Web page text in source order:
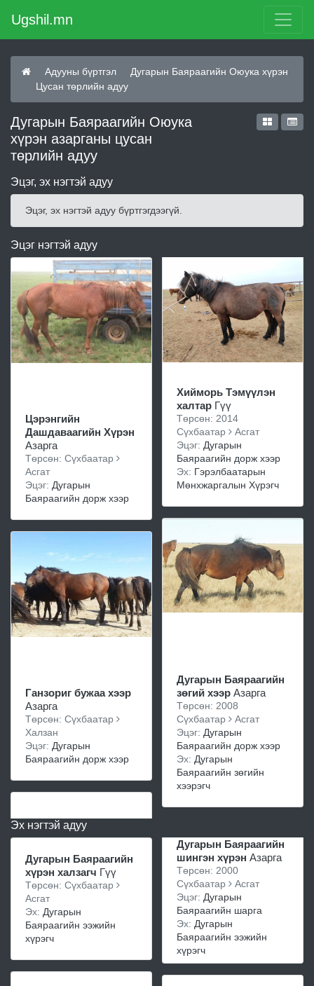
Ugshil.mn
Адууны бүртгэл
Дугарын Баяраагийн Оюука хүрэн
Цусан төрлийн адуу
Дугарын Баяраагийн Оюука
хүрэн азарганы цусан
төрлийн адуу
Эцэг, эх нэгтэй адуу
Эцэг, эх нэгтэй адуу бүртгэгдээгүй.
Эцэг нэгтэй адуу
Цэрэнгийн
Дашдаваагийн Хүрэн
Азарга
Төрсөн: Сүхбаатар
Асгат
Эцэг: Дугарын
Баяраагийн дорж хээр
Ганзориг бужаа хээр
Азарга
Төрсөн: Сүхбаатар
Халзан
Эцэг: Дугарын
Баяраагийн дорж хээр
Хийморь Тэмүүлэн
халтар Гүү
Төрсөн: 2014
Сүхбаатар
Асгат
Эцэг: Дугарын
Баяраагийн дорж хээр
Эх: Гэрэлбаатарын
Мөнхжаргалын Хүрэгч
Дугарын Баяраагийн
зөгий хээр Азарга
Төрсөн: 2008
Сүхбаатар
Асгат
Эцэг: Дугарын
Баяраагийн дорж хээр
Эх: Дугарын
Баяраагийн зөгийн
хээрэгч
Эх нэгтэй адуу
Дугарын Баяраагийн
хүрэн халзагч Гүү
Төрсөн: Сүхбаатар
Асгат
Эх: Дугарын
Баяраагийн ээжийн
хүрэгч
Дугарын Баяраагийн
шингэн хүрэн Азарга
Төрсөн: 2000
Сүхбаатар
Асгат
Эцэг: Дугарын
Баяраагийн шарга
Эх: Дугарын
Баяраагийн ээжийн
хүрэгч